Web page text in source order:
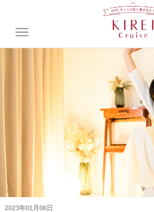
2023年01月06日